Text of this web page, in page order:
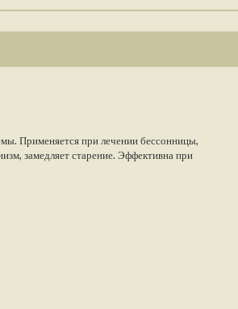
Применяется при лечении бессонницы,
замедляет старение. Эффективна при